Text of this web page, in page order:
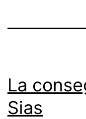
La
Sias